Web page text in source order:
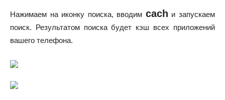
Нажимаем на иконку поиска, вводим cach и запускаем
поиск. Результатом поиска будет кэш всех приложений
вашего телефона.